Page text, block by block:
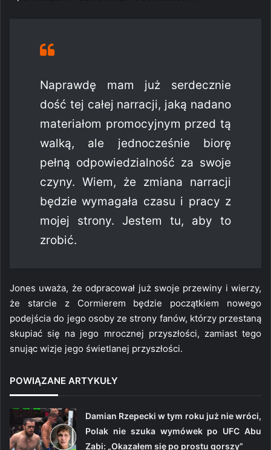
Naprawdę mam już serdecznie
dość tej całej narracji, jaką nadano
materiałom promocyjnym przed tą
walką, ale jednocześnie biorę
pełną odpowiedzialność za swoje
czyny. Wiem, że zmiana narracji
będzie wymagała czasu i pracy z
mojej strony. Jestem tu, aby to
zrobić.
Jones uważa, że odpracował już swoje przewiny i wierzy,
że starcie z Cormierem będzie początkiem nowego
podejścia do jego osoby ze strony fanów, którzy przestaną
skupiać się na jego mrocznej przyszłości, zamiast tego
snując wizje jego świetlanej przyszłości.
POWIĄZANE ARTYKUŁY
Damian Rzepecki w tym roku już nie wróci,
Polak nie szuka wymówek po UFC Abu
Zabi: „Okazałem się po prostu gorszy”